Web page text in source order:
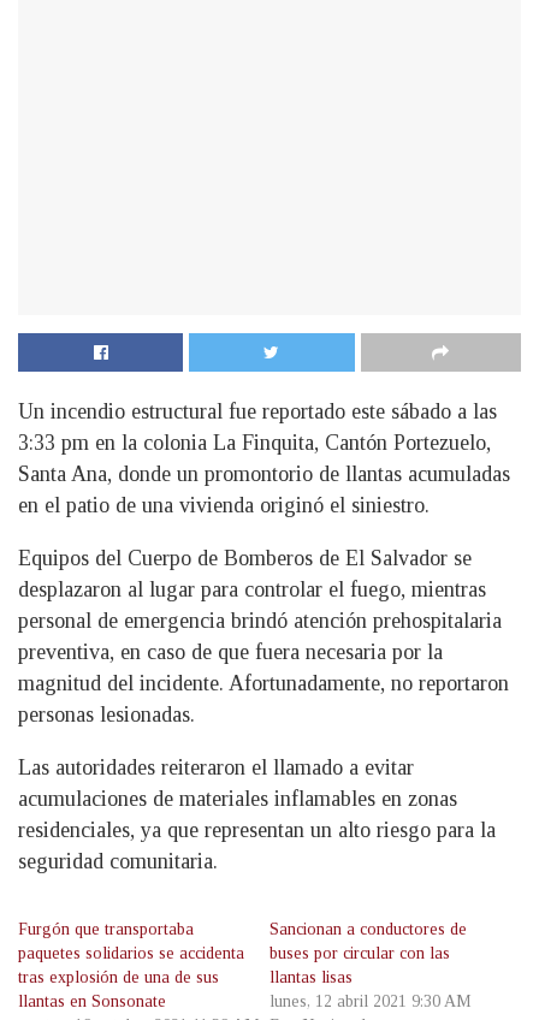
Un incendio estructural fue reportado este sábado a las
3:33 pm en la colonia La Finquita, Cantón Portezuelo,
Santa Ana, donde un promontorio de llantas acumuladas
en el patio de una vivienda originó el siniestro.
Equipos del Cuerpo de Bomberos de El Salvador se
desplazaron al lugar para controlar el fuego, mientras
personal de emergencia brindó atención prehospitalaria
preventiva, en caso de que fuera necesaria por la
magnitud del incidente. Afortunadamente, no reportaron
personas lesionadas.
Las autoridades reiteraron el llamado a evitar
acumulaciones de materiales inflamables en zonas
residenciales, ya que representan un alto riesgo para la
seguridad comunitaria.
Furgón que transportaba
paquetes solidarios se accidenta
tras explosión de una de sus
llantas en Sonsonate
Sancionan a conductores de
buses por circular con las
llantas lisas
lunes, 12 abril 2021 9:30 AM